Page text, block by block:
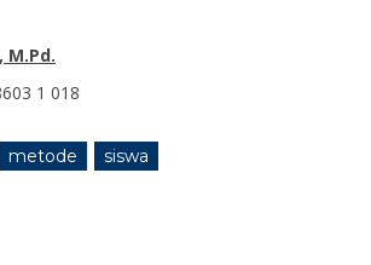
M.Pd.
1 018
metode siswa